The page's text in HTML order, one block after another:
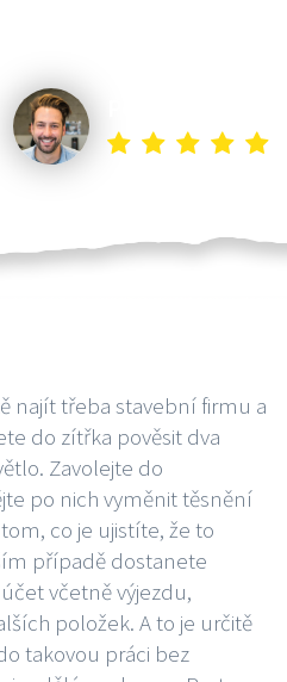
najít třeba stavební firmu a
do zítřka pověsit dva
Zavolejte do
po nich vyměnit těsnění
co je ujistíte, že to
případě dostanete
včetně výjezdu,
položek. A to je určitě
takovou práci bez